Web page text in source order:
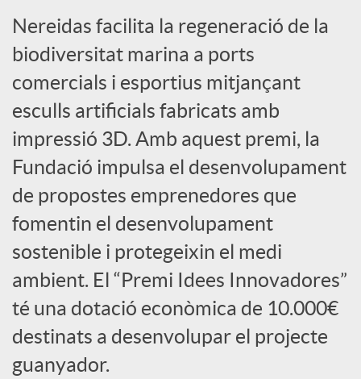
o
r
d
e
c
o
n
Nereidas facilita la regeneració de la
biodiversitat marina a ports
comercials i esportius mitjançant
esculls artificials fabricats amb
impressió 3D. Amb aquest premi, la
Fundació impulsa el desenvolupament
de propostes emprenedores que
fomentin el desenvolupament
sostenible i protegeixin el medi
ambient. El “Premi Idees Innovadores”
té una dotació econòmica de 10.000€
destinats a desenvolupar el projecte
guanyador.